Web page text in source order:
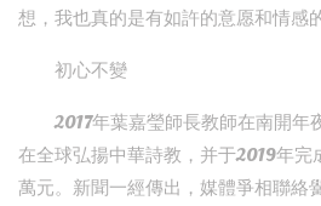
想，我也真的是有如許的意愿和情感
初心不變
2017年葉嘉瑩師長教師在南開年
在全球弘揚中華詩教，并于2019年
萬元。新聞一經傳出，媒體爭相聯絡